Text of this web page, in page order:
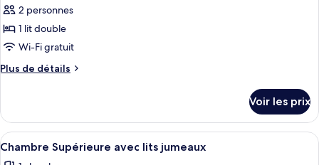
Double
photos
pour
ce
type
de
Chambre
Double
Supérieure
2 personnes
1 lit double
Wi-Fi gratuit
Plus de détails
Plus
le
type
de
Voir les prix
Afficher
toutes
Chambre Supérieure avec lits
1
Chambre Supérieure avec lits jumeaux